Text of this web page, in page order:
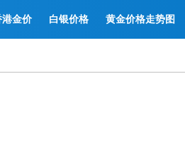
港金价 白银价格 黄金价格走势图